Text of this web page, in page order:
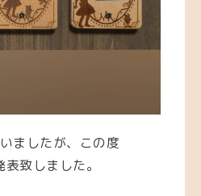
ましたが、この度
致しました。